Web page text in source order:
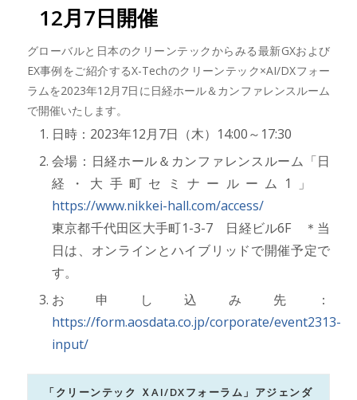
12月7日開催
グローバルと日本のクリーンテックからみる最新GXおよび
EX事例をご紹介するX-Techのクリーンテック×AI/DXフォー
ラムを2023年12月7日に日経ホール＆カンファレンスルーム
で開催いたします。
日時：2023年12月7日（木）14:00～17:30
会場：日経ホール＆カンファレンスルーム「日
経・大手町セミナールーム1」
https://www.nikkei-hall.com/access/
東京都千代田区大手町1-3-7 日経ビル6F ＊当
日は、オンラインとハイブリッドで開催予定で
す。
お申し込み先：
https://form.aosdata.co.jp/corporate/event2313-
input/
「クリーンテック ＸAI/DXフォーラム」アジェンダ